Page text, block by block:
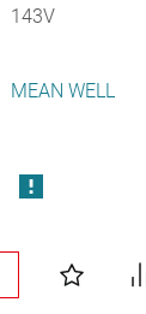
143V
MEAN WELL